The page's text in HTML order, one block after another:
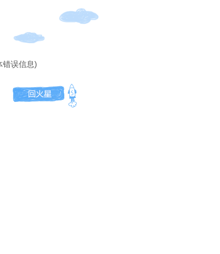
错误信息)